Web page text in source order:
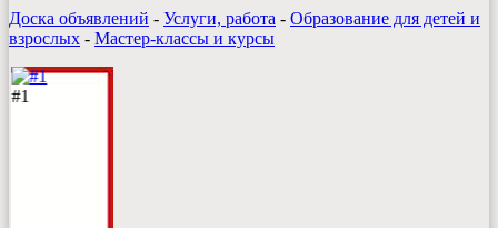
Доска объявлений - Услуги, работа - Образование для детей и
взрослых - Мастер-классы и курсы
#1